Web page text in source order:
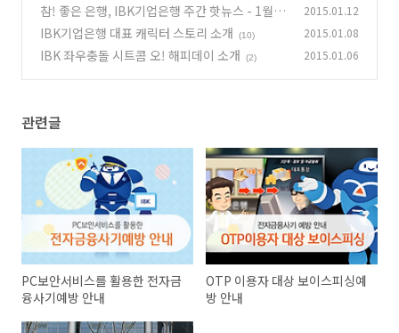
참! 좋은 은행, IBK기업은행 주간 핫뉴스 - 1월 2
주
(0)
2015.01.12
IBK기업은행 대표 캐릭터 스토리 소개 (10) 2015.01.08
IBK 좌우충돌 시트콤 오! 해피데이 소개 (2) 2015.01.06
관련글
PC보안서비스를 활용한 전자금
융사기예방 안내
OTP 이용자 대상 보이스피싱예
방 안내